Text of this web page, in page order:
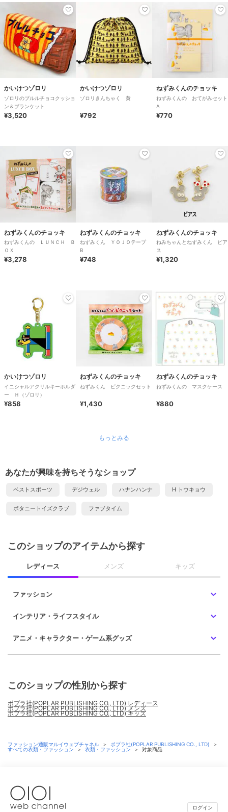
かいけつゾロリ
ゾロリのブルルチョコクッショ
ン＆ブランケット
¥3,520
かいけつゾロリ
ゾロリきんちゃく 黄
¥792
ねずみくんのチョッキ
ねずみくんの おてがみセット
A
¥770
ねずみくんのチョッキ
ねずみくんの ＬＵＮＣＨ Ｂ
ＯＸ
¥3,278
ねずみくんのチョッキ
ねずみくん ＹＯＪＯテープ
B
¥748
ねずみくんのチョッキ
ねみちゃんとねずみくん ピア
ス
¥1,320
かいけつゾロリ
イニシャルアクリルキーホルダ
ー Ｈ（ゾロリ）
¥858
ねずみくんのチョッキ
ねずみくん ピクニックセット
¥1,430
ねずみくんのチョッキ
ねずみくんの マスクケース
¥880
もっとみる
あなたが興味を持ちそうなショップ
ベストスポーツ デジウェル ハナンハンナ H トウキョウ
ボタニートイズクラブ ファブタイム
このショップのアイテムから探す
レディース メンズ キッズ
ファッション
インテリア・ライフスタイル
アニメ・キャラクター・ゲーム系グッズ
このショップの性別から探す
ポプラ社(POPLAR PUBLISHING CO., LTD) レディース
ポプラ社(POPLAR PUBLISHING CO., LTD) メンズ
ポプラ社(POPLAR PUBLISHING CO., LTD) キッズ
ファッション通販マルイウェブチャネル ＞ ポプラ社(POPLAR PUBLISHING CO., LTD)
＞
すべての衣類・ファッション
＞ 衣類・ファッション ＞ 対象商品
ログイン